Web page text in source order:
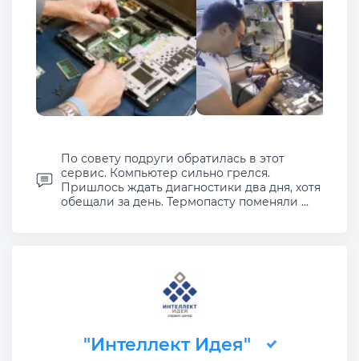
По совету подруги обратилась в этот
сервис. Компьютер сильно грелся.
Пришлось ждать диагностики два дня, хотя
обещали за день. Термопасту поменяли ...
"Интеллект Идея"